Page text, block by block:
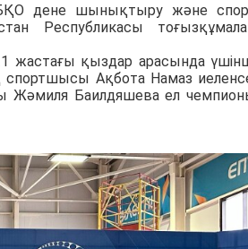
БҚО дене шынықтыру және
Республикасы
жастағы қыздар арасында
Ақбота Намаз
Жәмиля Баилдяшева ел